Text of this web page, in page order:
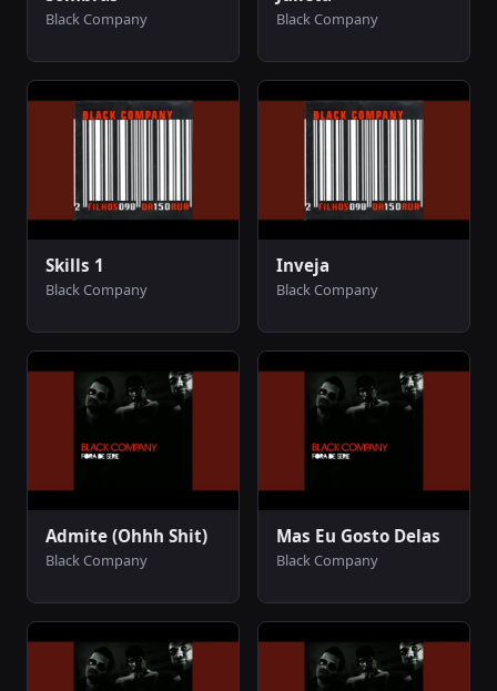
Black Company Black Company
Skills 1
Black Company
Inveja
Black Company
Admite (Ohhh Shit)
Black Company
Mas Eu Gosto Delas
Black Company